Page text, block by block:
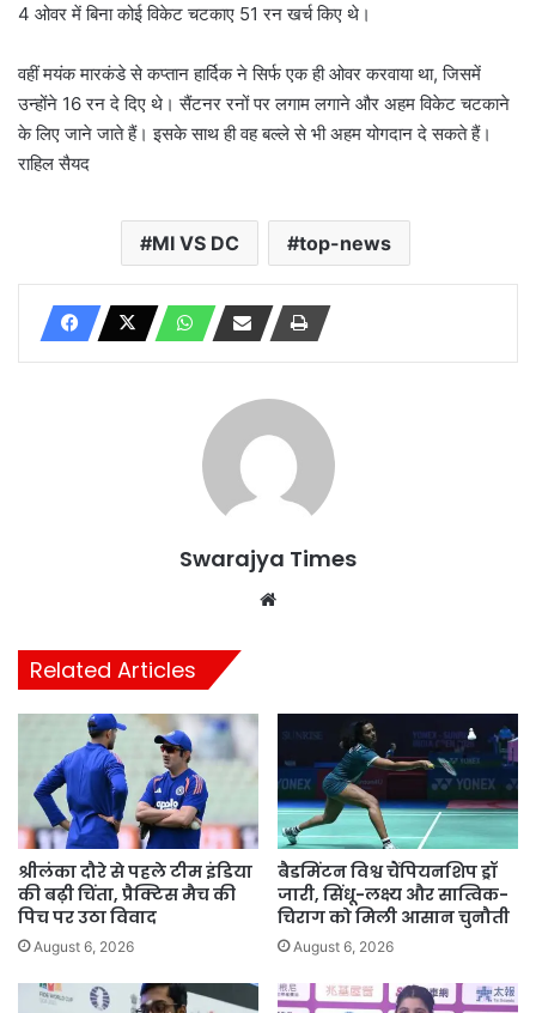
4 ओवर में बिना कोई विकेट चटकाए 51 रन खर्च किए थे।
वहीं मयंक मारकंडे से कप्तान हार्दिक ने सिर्फ एक ही ओवर करवाया था, जिसमें
उन्होंने 16 रन दे दिए थे। सैंटनर रनों पर लगाम लगाने और अहम विकेट चटकाने
के लिए जाने जाते हैं। इसके साथ ही वह बल्ले से भी अहम योगदान दे सकते हैं।
राहिल सैयद
MI VS DC top-news
Swarajya Times
Related Articles
श्रीलंका दौरे से पहले टीम इंडिया
की बढ़ी चिंता, प्रैक्टिस मैच की
पिच पर उठा विवाद
August 6, 2026
बैडमिंटन विश्व चैंपियनशिप ड्रॉ
जारी, सिंधू-लक्ष्य और सात्विक-
चिराग को मिली आसान चुनौती
August 6, 2026